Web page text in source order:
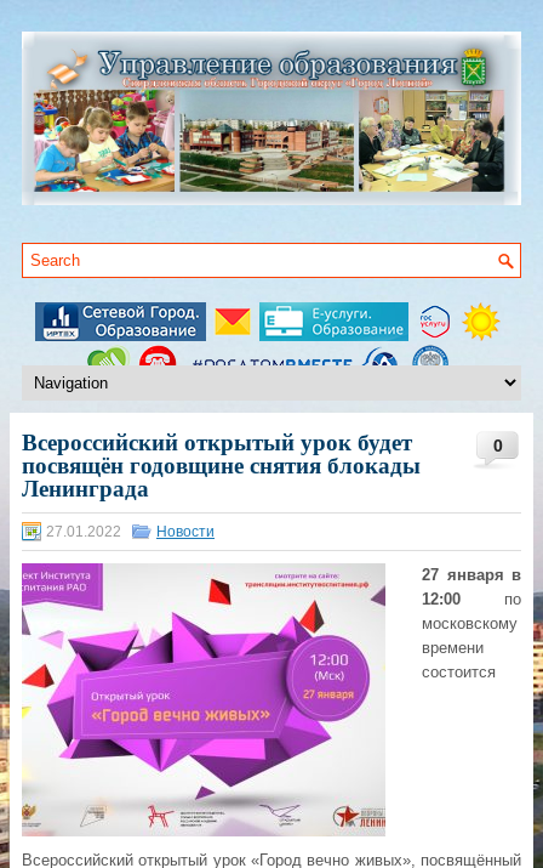
0
Всероссийский открытый урок будет
посвящён годовщине снятия блокады
Ленинграда
27.01.2022 Новости
27 января в
12:00 по
московскому
времени
состоится
Всероссийский открытый урок «Город вечно живых», посвящённый